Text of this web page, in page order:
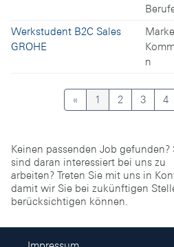
Werkstudent B2C Sales
GROHE
n
« 1 2 3 4
Keinen passenden Job gefunden?
sind daran interessiert bei uns zu
arbeiten? Treten Sie mit uns in
damit wir Sie bei zukünftigen
berücksichtigen können.